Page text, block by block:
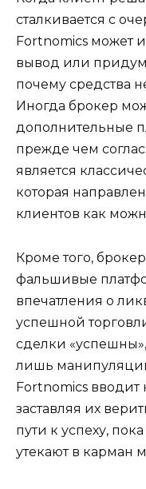
сталкивается с
Fortnomics может
вывод или
почему средства
Иногда брокер
дополнительные
прежде чем
является
которая
клиентов как
Кроме того,
фальшивые
впечатления о
успешной
сделки
лишь
Fortnomics вводит
заставляя их
пути к успеху,
утекают в карман